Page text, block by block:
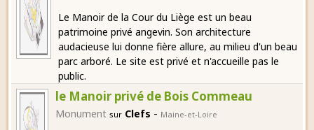
Le Manoir de la Cour du Liège est un beau
patrimoine privé angevin. Son architecture
audacieuse lui donne fière allure, au milieu d'un beau
parc arboré. Le site est privé et n'accueille pas le
public.
le Manoir privé de Bois Commeau
Monument sur Clefs - Maine-et-Loire